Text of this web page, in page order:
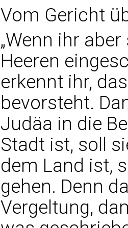
Vom Gericht
„Wenn ihr
Heeren
erkennt ihr,
bevorsteht.
Judäa in die
Stadt ist, soll
dem Land ist,
gehen. Denn
Vergeltung,